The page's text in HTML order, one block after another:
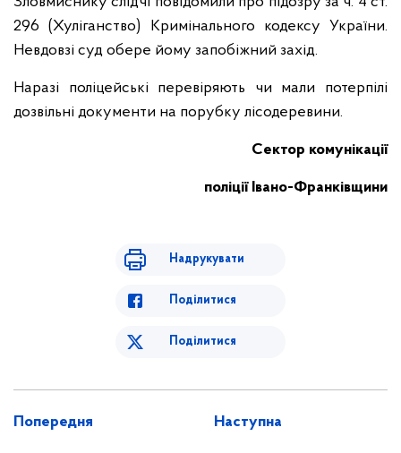
296 (Хуліганство) Кримінального кодексу України.
Невдовзі суд обере йому запобіжний захід.
Наразі поліцейські перевіряють чи мали потерпілі
дозвільні документи на порубку лісодеревини.
Сектор комунікації
поліції Івано-Франківщини
Надрукувати
Поділитися
Поділитися
Попередня Наступна